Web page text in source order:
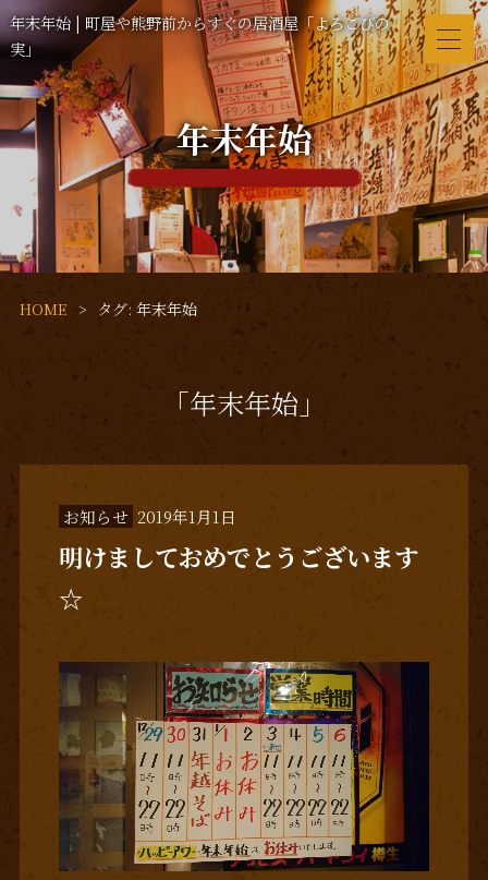
年末年始 | 町屋や熊野前からすぐの居酒屋「よろこびの
実」
年末年始
HOME タグ: 年末年始
「年末年始」
お知らせ 2019年1月1日
明けましておめでとうございます
☆